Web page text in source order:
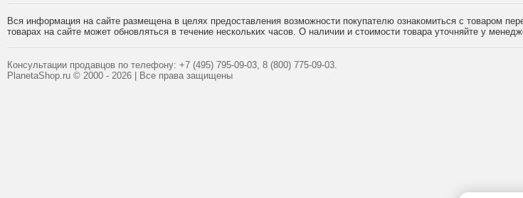
Вся информация на сайте размещена в целях предоставления возможности покупателю ознакомиться с товаром
товарах на сайте может обновляться в течение нескольких часов. О наличии и стоимости товара уточняйте у
Консультации продавцов по телефону: +7 (495) 795-09-03, 8 (800) 775-09-03.
PlanetaShop.ru © 2000 - 2026 | Все права защищены